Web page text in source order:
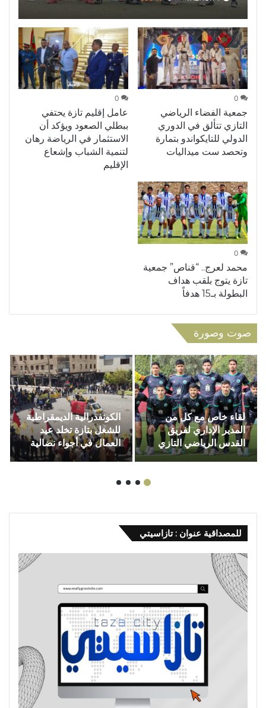
فاس مكناس
0
جمعية الفضاء الرياضي
التازي تتألق في الدوري
الدولي للتايكواندو بتمارة
وتحصد ست ميداليات
0
عامل إقليم تازة يحتفي
ببطلي الصعود ويؤكد أن
الاستثمار في الرياضة رهان
لتنمية الشباب وإشعاع
الإقليم
0
محمد لعرج.. “قناص” جمعية
تازة يتوج بلقب هداف
البطولة بـ15 هدفاً
صوت وصورة
لقاء خاص مع كل من
المدير الإداري لفريق
القدس الرياضي التازي
عبد الواحد المسقي،
الكونفدرالية الديمقراطية
للشغل بتازة تخلد عيد
العمال في أجواء نضالية
متميزة
للمصداقية عنوان : تازاسيتي